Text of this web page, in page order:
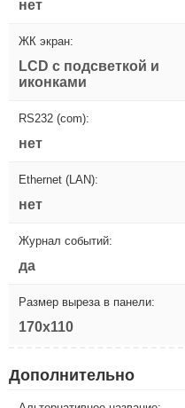
нет
ЖК экран:
LCD с подсветкой и
иконками
RS232 (com):
нет
Ethernet (LAN):
нет
Журнал событий:
да
Размер выреза в панели:
170x110
Дополнительно